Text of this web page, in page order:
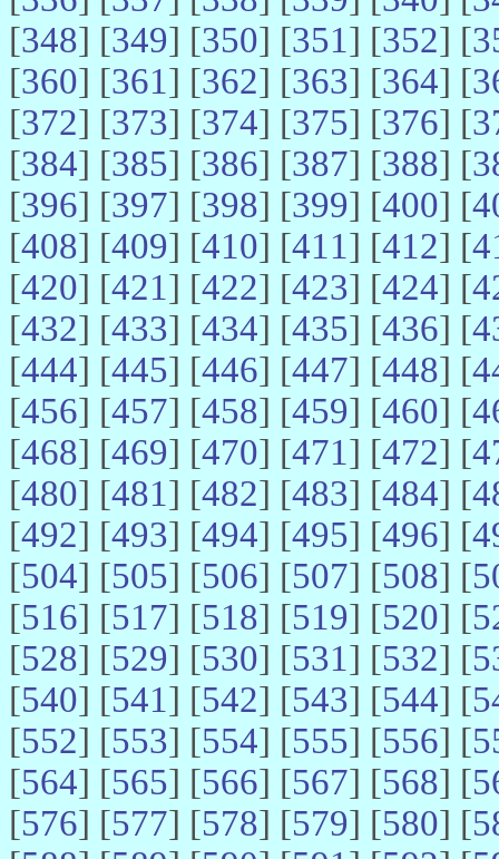
[348] [349] [350] [351] [352] [
[360] [361] [362] [363] [364] [
[372] [373] [374] [375] [376] [
[384] [385] [386] [387] [388] [
[396] [397] [398] [399] [400] [
[408] [409] [410] [411] [412] [
[420] [421] [422] [423] [424] [
[432] [433] [434] [435] [436] [
[444] [445] [446] [447] [448] [
[456] [457] [458] [459] [460] [
[468] [469] [470] [471] [472] [
[480] [481] [482] [483] [484] [
[492] [493] [494] [495] [496] [
[504] [505] [506] [507] [508] [
[516] [517] [518] [519] [520] [
[528] [529] [530] [531] [532] [
[540] [541] [542] [543] [544] [
[552] [553] [554] [555] [556] [
[564] [565] [566] [567] [568] [
[576] [577] [578] [579] [580] [